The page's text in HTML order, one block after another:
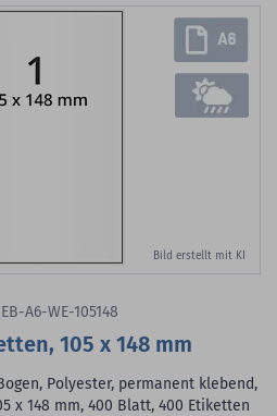
Bild erstellt mit KI
A6-WE-105148
105 x 148 mm
Polyester, permanent klebend,
x 148 mm, 400 Blatt, 400 Etiketten